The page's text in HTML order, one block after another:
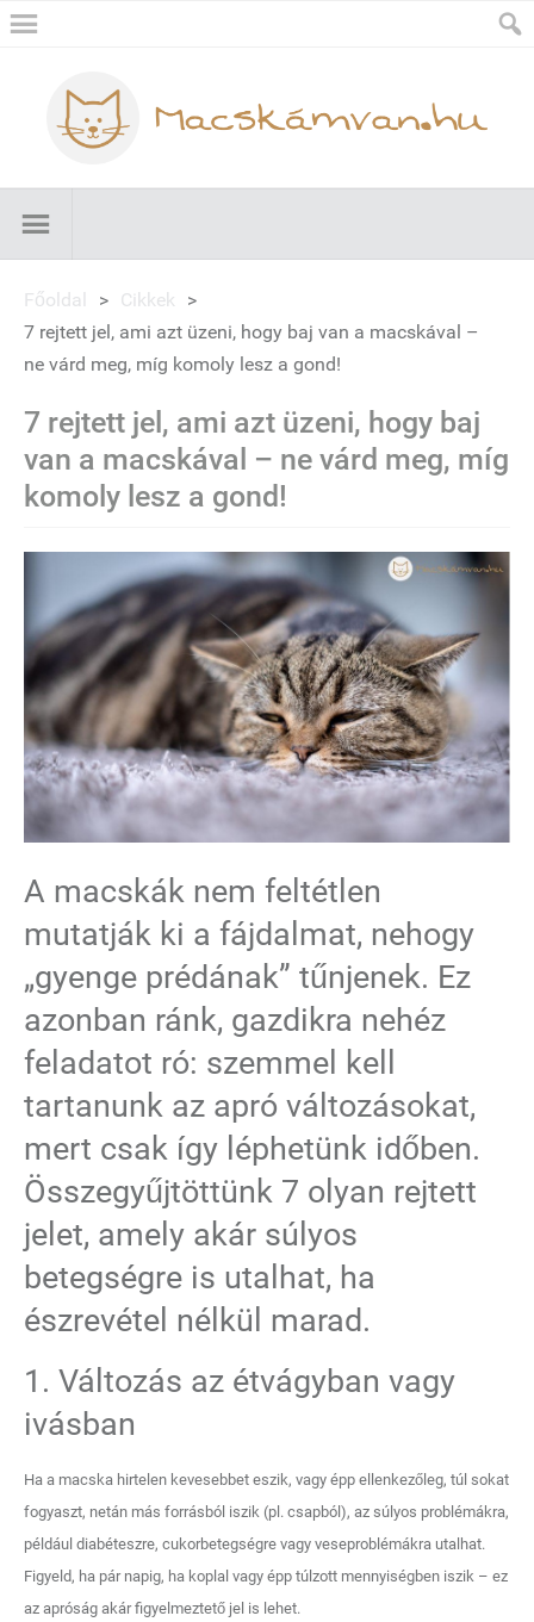
Főoldal > Cikkek
>
7 rejtett jel, ami azt üzeni, hogy baj van a macskával –
ne várd meg, míg komoly lesz a gond!
7 rejtett jel, ami azt üzeni, hogy baj
van a macskával – ne várd meg, míg
komoly lesz a gond!
A macskák nem feltétlen
mutatják ki a fájdalmat, nehogy
„gyenge prédának” tűnjenek. Ez
azonban ránk, gazdikra nehéz
feladatot ró: szemmel kell
tartanunk az apró változásokat,
mert csak így léphetünk időben.
Összegyűjtöttünk 7 olyan rejtett
jelet, amely akár súlyos
betegségre is utalhat, ha
észrevétel nélkül marad.
1. Változás az étvágyban vagy
ivásban
Ha a macska hirtelen kevesebbet eszik, vagy épp ellenkezőleg, túl sokat
fogyaszt, netán más forrásból iszik (pl. csapból), az súlyos problémákra,
például diabéteszre, cukorbetegségre vagy veseproblémákra utalhat.
Figyeld, ha pár napig, ha koplal vagy épp túlzott mennyiségben iszik – ez
az apróság akár figyelmeztető jel is lehet.